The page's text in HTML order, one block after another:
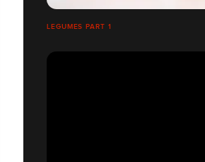
LEGUMES PART 1